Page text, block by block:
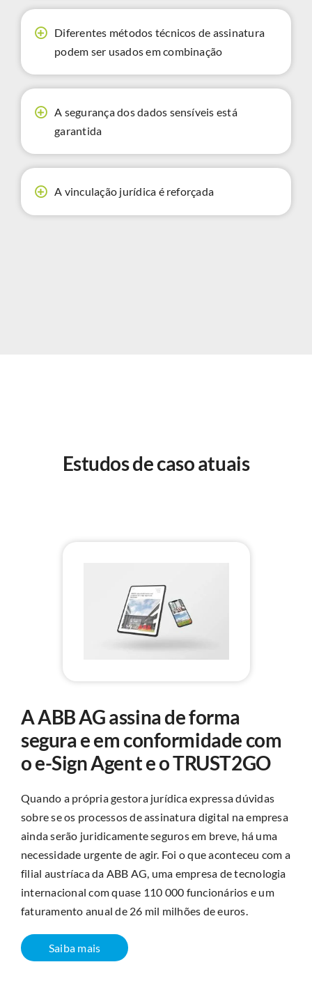
Diferentes métodos técnicos de assinatura
podem ser usados em combinação
A segurança dos dados sensíveis está
garantida
A vinculação jurídica é reforçada
Estudos de caso atuais
A ABB AG assina de forma
segura e em conformidade com
o e-Sign Agent e o TRUST2GO
Quando a própria gestora jurídica expressa dúvidas
sobre se os processos de assinatura digital na empresa
ainda serão juridicamente seguros em breve, há uma
necessidade urgente de agir. Foi o que aconteceu com a
filial austríaca da ABB AG, uma empresa de tecnologia
internacional com quase 110 000 funcionários e um
faturamento anual de 26 mil milhões de euros.
Saiba mais